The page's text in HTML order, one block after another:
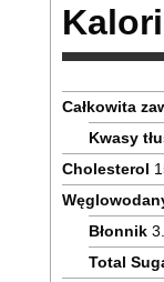
Całkowita
Kwasy
Cholesterol
Błonnik
Total